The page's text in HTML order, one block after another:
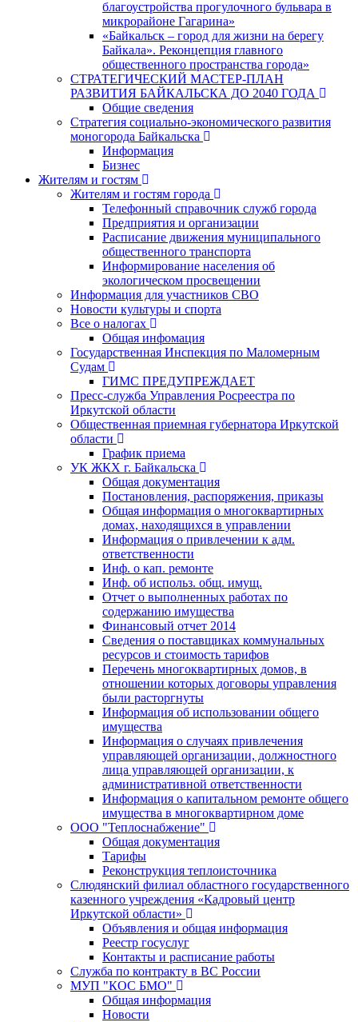
благоустройства прогулочного бульвара в
микрорайоне Гагарина»
«Байкальск – город для жизни на берегу
Байкала». Реконцепция главного
общественного пространства города»
СТРАТЕГИЧЕСКИЙ МАСТЕР-ПЛАН
РАЗВИТИЯ БАЙКАЛЬСКА ДО 2040 ГОДА
Общие сведения
Стратегия социально-экономического развития
моногорода Байкальска
Информация
Бизнес
Жителям и гостям
Жителям и гостям города
Телефонный справочник служб города
Предприятия и организации
Расписание движения муниципального
общественного транспорта
Информирование населения об
экологическом просвещении
Информация для участников СВО
Новости культуры и спорта
Все о налогах
Общая инфомация
Государственная Инспекция по Маломерным
Судам
ГИМС ПРЕДУПРЕЖДАЕТ
Пресс-служба Управления Росреестра по
Иркутской области
Общественная приемная губернатора Иркутской
области
График приема
УК ЖКХ г. Байкальска
Общая документация
Постановления, распоряжения, приказы
Общая информация о многоквартирных
домах, находящихся в управлении
Информация о привлечении к адм.
ответственности
Инф. о кап. ремонте
Инф. об использ. общ. имущ.
Отчет о выполненных работах по
содержанию имущества
Финансовый отчет 2014
Сведения о поставщиках коммунальных
ресурсов и стоимость тарифов
Перечень многоквартирных домов, в
отношении которых договоры управления
были расторгнуты
Информация об использовании общего
имущества
Информация о случаях привлечения
управляющей организации, должностного
лица управляющей организации, к
административной ответственности
Информация о капитальном ремонте общего
имущества в многоквартирном доме
ООО "Теплоснабжение"
Общая документация
Тарифы
Реконструкция теплоисточника
Слюдянский филиал областного государственного
казенного учреждения «Кадровый центр
Иркутской области»
Объявления и общая информация
Реестр госуслуг
Контакты и расписание работы
Служба по контракту в ВС России
МУП "КОС БМО"
Общая информация
Новости